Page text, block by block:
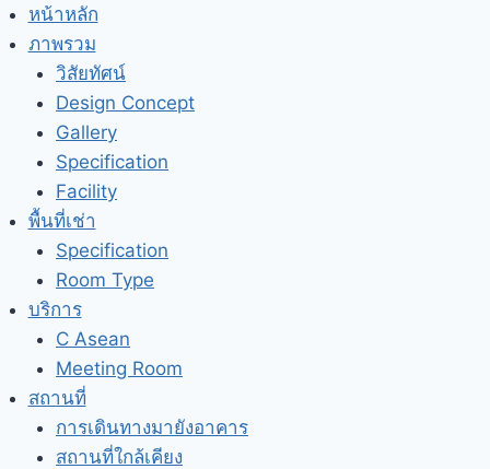
Skip
to
content
หน้าหลัก
ภาพรวม
วิสัยทัศน์
Design Concept
Gallery
Specification
Facility
พื้นที่เช่า
Specification
Room Type
บริการ
C Asean
Meeting Room
สถานที่
การเดินทางมายังอาคาร
สถานที่ใกล้เคียง